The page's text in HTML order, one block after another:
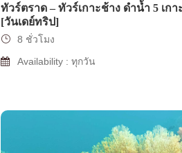
ทัวร์ตราด – ทัวร์เกาะช้าง ดำน้ำ 5 เก
[วันเดย์ทริป]
8 ชั่วโมง
Availability : ทุกวัน